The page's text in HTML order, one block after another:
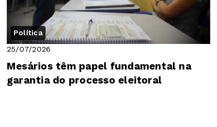
Política
25/07/2026
Mesários têm papel fundamental na
garantia do processo eleitoral